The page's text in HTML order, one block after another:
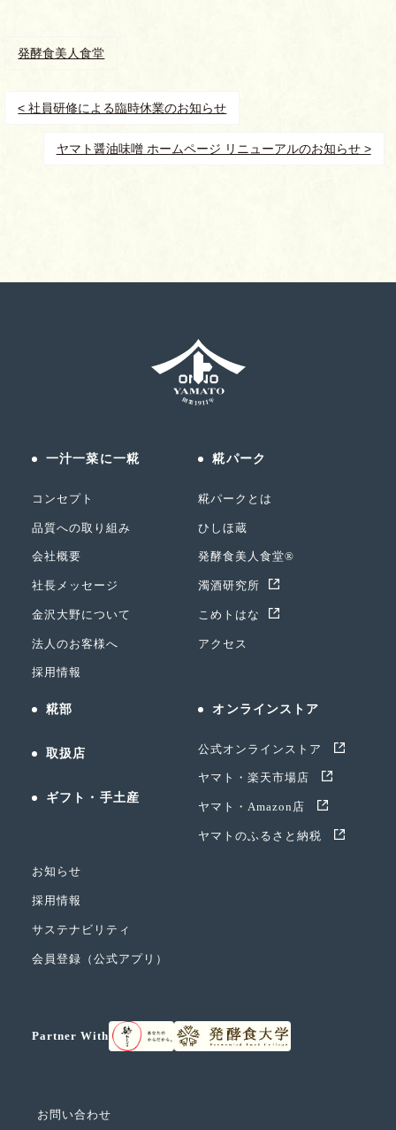
発酵食美人食堂
< 社員研修による臨時休業のお知らせ
ヤマト醤油味噌 ホームページ リニューアルのお知らせ >
一汁一菜に一糀
コンセプト
品質への取り組み
会社概要
社長メッセージ
金沢大野について
法人のお客様へ
採用情報
糀パーク
糀パークとは
ひしほ蔵
発酵食美人食堂®
濁酒研究所
こめトはな
アクセス
糀部
取扱店
ギフト・手土産
オンラインストア
公式オンラインストア
ヤマト・楽天市場店
ヤマト・Amazon店
ヤマトのふるさと納税
お知らせ
採用情報
サステナビリティ
会員登録（公式アプリ）
Partner With
お問い合わせ